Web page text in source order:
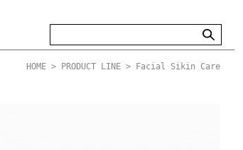
HOME > PRODUCT LINE > Facial Sikin Care